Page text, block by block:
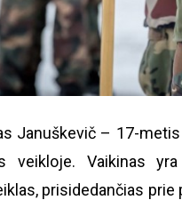
Januškevič – 17-
veikloje. Vaikinas
prisidedančias